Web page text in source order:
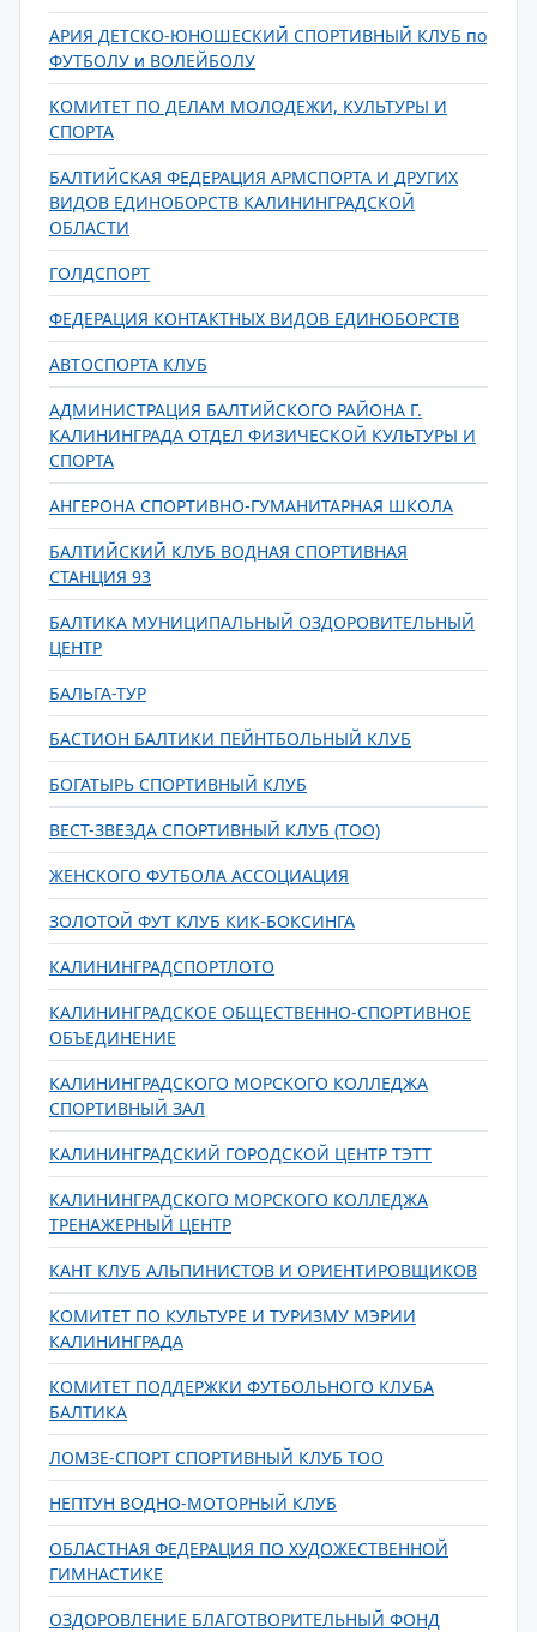
АРИЯ ДЕТСКО-ЮНОШЕСКИЙ СПОРТИВНЫЙ КЛУБ по
ФУТБОЛУ и ВОЛЕЙБОЛУ
КОМИТЕТ ПО ДЕЛАМ МОЛОДЕЖИ, КУЛЬТУРЫ И
СПОРТА
БАЛТИЙСКАЯ ФЕДЕРАЦИЯ АРМСПОРТА И ДРУГИХ
ВИДОВ ЕДИНОБОРСТВ КАЛИНИНГРАДСКОЙ
ОБЛАСТИ
ГОЛДСПОРТ
ФЕДЕРАЦИЯ КОНТАКТНЫХ ВИДОВ ЕДИНОБОРСТВ
АВТОСПОРТА КЛУБ
АДМИНИСТРАЦИЯ БАЛТИЙСКОГО РАЙОНА Г.
КАЛИНИНГРАДА ОТДЕЛ ФИЗИЧЕСКОЙ КУЛЬТУРЫ И
СПОРТА
АНГЕРОНА СПОРТИВНО-ГУМАНИТАРНАЯ ШКОЛА
БАЛТИЙСКИЙ КЛУБ ВОДНАЯ СПОРТИВНАЯ
СТАНЦИЯ 93
БАЛТИКА МУНИЦИПАЛЬНЫЙ ОЗДОРОВИТЕЛЬНЫЙ
ЦЕНТР
БАЛЬГА-ТУР
БАСТИОН БАЛТИКИ ПЕЙНТБОЛЬНЫЙ КЛУБ
БОГАТЫРЬ СПОРТИВНЫЙ КЛУБ
ВЕСТ-ЗВЕЗДА СПОРТИВНЫЙ КЛУБ (ТОО)
ЖЕНСКОГО ФУТБОЛА АССОЦИАЦИЯ
ЗОЛОТОЙ ФУТ КЛУБ КИК-БОКСИНГА
КАЛИНИНГРАДСПОРТЛОТО
КАЛИНИНГРАДСКОЕ ОБЩЕСТВЕННО-СПОРТИВНОЕ
ОБЪЕДИНЕНИЕ
КАЛИНИНГРАДСКОГО МОРСКОГО КОЛЛЕДЖА
СПОРТИВНЫЙ ЗАЛ
КАЛИНИНГРАДСКИЙ ГОРОДСКОЙ ЦЕНТР ТЭТТ
КАЛИНИНГРАДСКОГО МОРСКОГО КОЛЛЕДЖА
ТРЕНАЖЕРНЫЙ ЦЕНТР
КАНТ КЛУБ АЛЬПИНИСТОВ И ОРИЕНТИРОВЩИКОВ
КОМИТЕТ ПО КУЛЬТУРЕ И ТУРИЗМУ МЭРИИ
КАЛИНИНГРАДА
КОМИТЕТ ПОДДЕРЖКИ ФУТБОЛЬНОГО КЛУБА
БАЛТИКА
ЛОМЗЕ-СПОРТ СПОРТИВНЫЙ КЛУБ ТОО
НЕПТУН ВОДНО-МОТОРНЫЙ КЛУБ
ОБЛАСТНАЯ ФЕДЕРАЦИЯ ПО ХУДОЖЕСТВЕННОЙ
ГИМНАСТИКЕ
ОЗДОРОВЛЕНИЕ БЛАГОТВОРИТЕЛЬНЫЙ ФОНД